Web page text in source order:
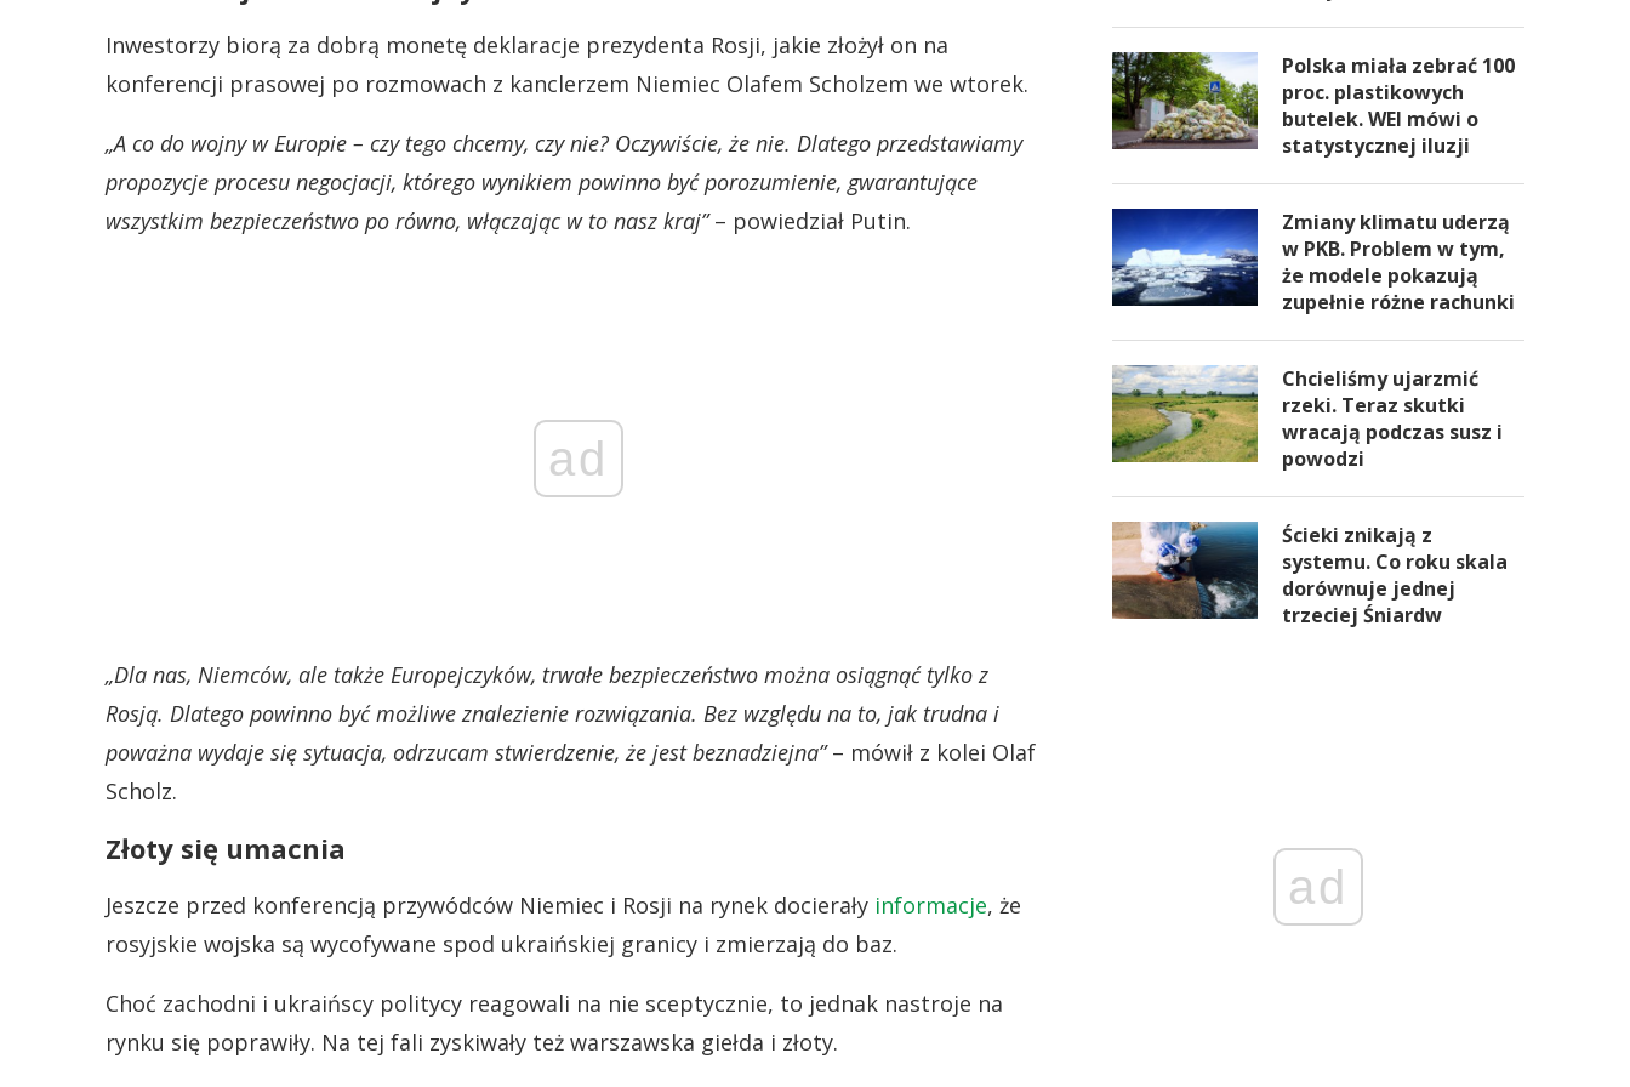
Inwestorzy biorą za dobrą monetę deklaracje prezydenta Rosji, jakie złożył on na
konferencji prasowej po rozmowach z kanclerzem Niemiec Olafem Scholzem we wtorek.
„A co do wojny w Europie – czy tego chcemy, czy nie? Oczywiście, że nie. Dlatego przedstawiamy
propozycje procesu negocjacji, którego wynikiem powinno być porozumienie, gwarantujące
wszystkim bezpieczeństwo po równo, włączając w to nasz kraj”– powiedział Putin.
ad
„Dla nas, Niemców, ale także Europejczyków, trwałe bezpieczeństwo można osiągnąć tylko z
Rosją. Dlatego powinno być możliwe znalezienie rozwiązania. Bez względu na to, jak trudna i
poważna wydaje się sytuacja, odrzucam stwierdzenie, że jest beznadziejna”– mówił z kolei Olaf
Scholz.
Złoty się umacnia
Jeszcze przed konferencją przywódców Niemiec i Rosji na rynek docierały informacje, że
rosyjskie wojska są wycofywane spod ukraińskiej granicy i zmierzają do baz.
Choć zachodni i ukraińscy politycy reagowali na nie sceptycznie, to jednak nastroje na
rynku się poprawiły. Na tej fali zyskiwały też warszawska giełda i złoty.
Polska miała zebrać 100
proc. plastikowych
butelek. WEI mówi o
statystycznej iluzji
Zmiany klimatu uderzą
w PKB. Problem w tym,
że modele pokazują
zupełnie różne rachunki
Chcieliśmy ujarzmić
rzeki. Teraz skutki
wracają podczas susz i
powodzi
Ścieki znikają z
systemu. Co roku skala
dorównuje jednej
trzeciej Śniardw
ad